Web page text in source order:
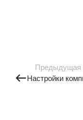
Предыдущая
Настройки